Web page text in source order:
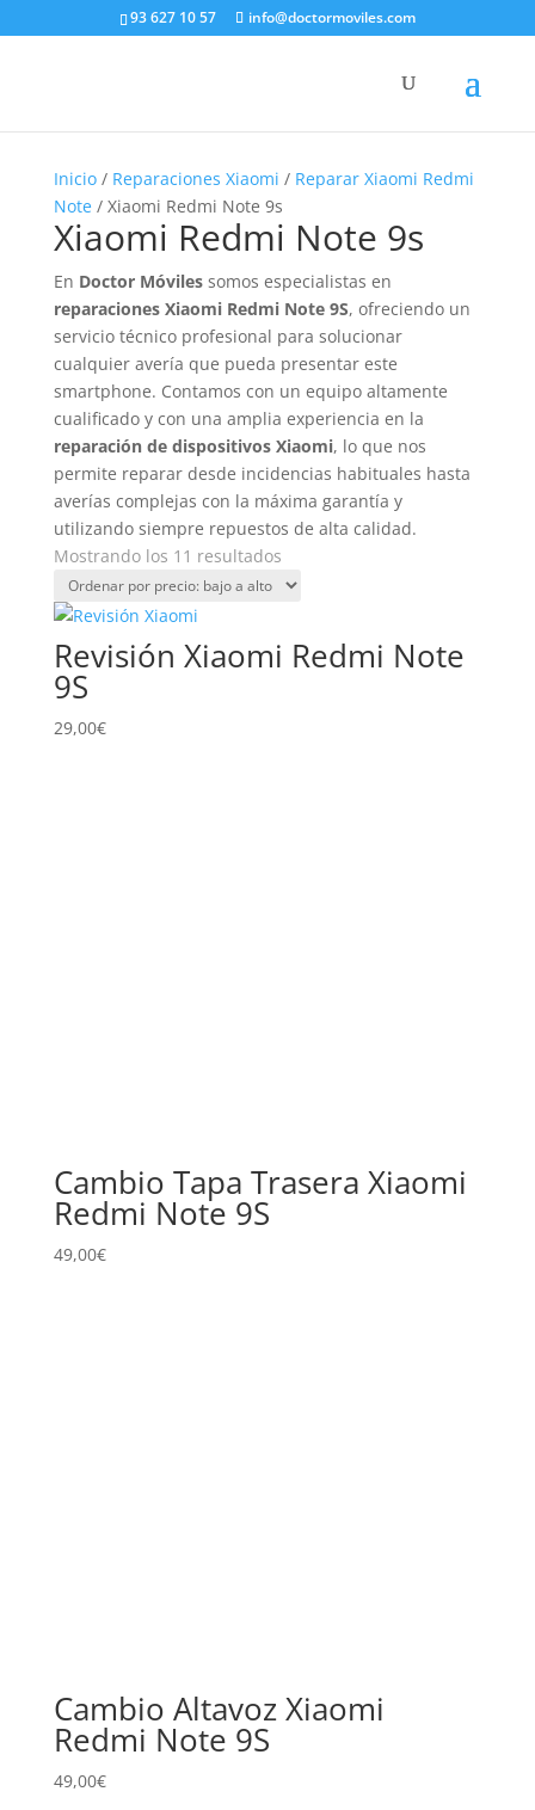
93 627 10 57 info@doctormoviles.com
Inicio/ Reparaciones Xiaomi / Reparar Xiaomi Redmi
Note/ Xiaomi Redmi Note 9s
Xiaomi Redmi Note 9s
En Doctor Móvilessomos especialistas en
reparaciones Xiaomi Redmi Note 9S, ofreciendo un
servicio técnico profesional para solucionar
cualquier avería que pueda presentar este
smartphone. Contamos con un equipo altamente
cualificado y con una amplia experiencia en la
reparación de dispositivos Xiaomi, lo que nos
permite reparar desde incidencias habituales hasta
averías complejas con la máxima garantía y
utilizando siempre repuestos de alta calidad.
Mostrando los 11 resultadosOrdenado
por
a
Revisión Xiaomi Redmi Note
9S
29,00€
Cambio Tapa Trasera Xiaomi
Redmi Note 9S
49,00€
Cambio Altavoz Xiaomi
Redmi Note 9S
49,00€